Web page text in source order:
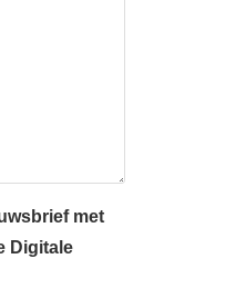
met
Digitale